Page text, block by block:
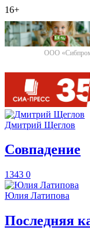
16+
ООО
Дмитрий Щеглов
​Совпадение
1343 0
Юлия Латипова
​Последняя